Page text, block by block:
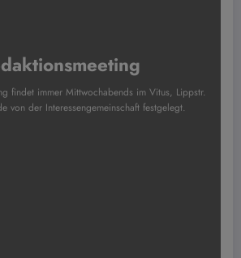
findet immer Mittwochabends im Vitus, Lippstr.
von der Interessengemeinschaft festgelegt.